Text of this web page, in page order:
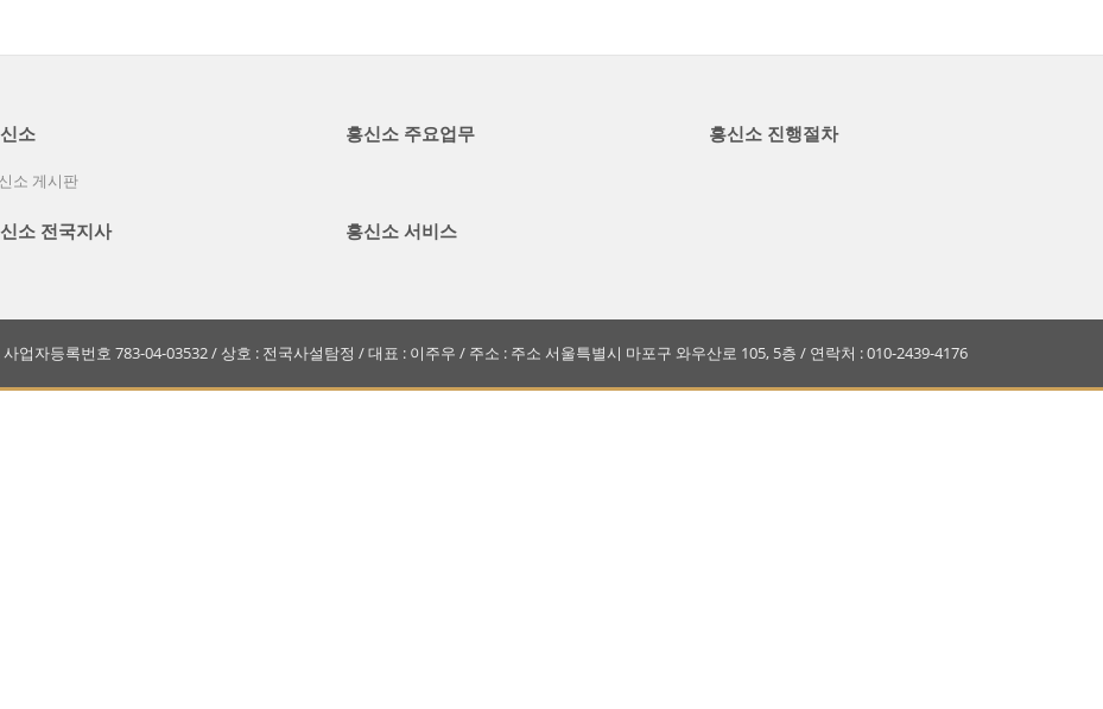
소
소 게시판
흥신소 주요업무 흥신소 진행절차
소 전국지사 흥신소 서비스
업자등록번호 783-04-03532 / 상호 : 전국사설탐정 / 대표 : 이주우 / 주소 : 주소 서울특별시 마포구 와우산로 105, 5층 / 연락처 : 010-2439-4176